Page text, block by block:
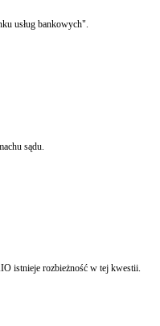
usług bankowych".
sądu.
istnieje rozbieżność w tej kwestii.